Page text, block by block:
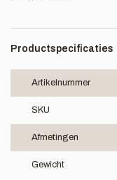
Productspecificaties
Artikelnummer
SKU
Afmetingen
Gewicht